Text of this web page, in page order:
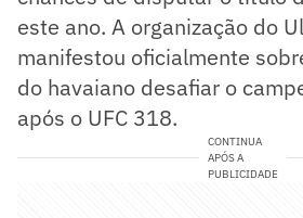
este ano. A organização do
manifestou oficialmente
do havaiano desafiar o
após o UFC 318.
CONTINUA
APÓS A
PUBLICIDADE